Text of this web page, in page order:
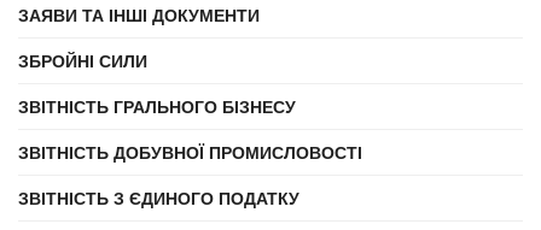
ЗАЯВИ ТА ІНШІ ДОКУМЕНТИ
ЗБРОЙНІ СИЛИ
ЗВІТНІСТЬ ГРАЛЬНОГО БІЗНЕСУ
ЗВІТНІСТЬ ДОБУВНОЇ ПРОМИСЛОВОСТІ
ЗВІТНІСТЬ З ЄДИНОГО ПОДАТКУ